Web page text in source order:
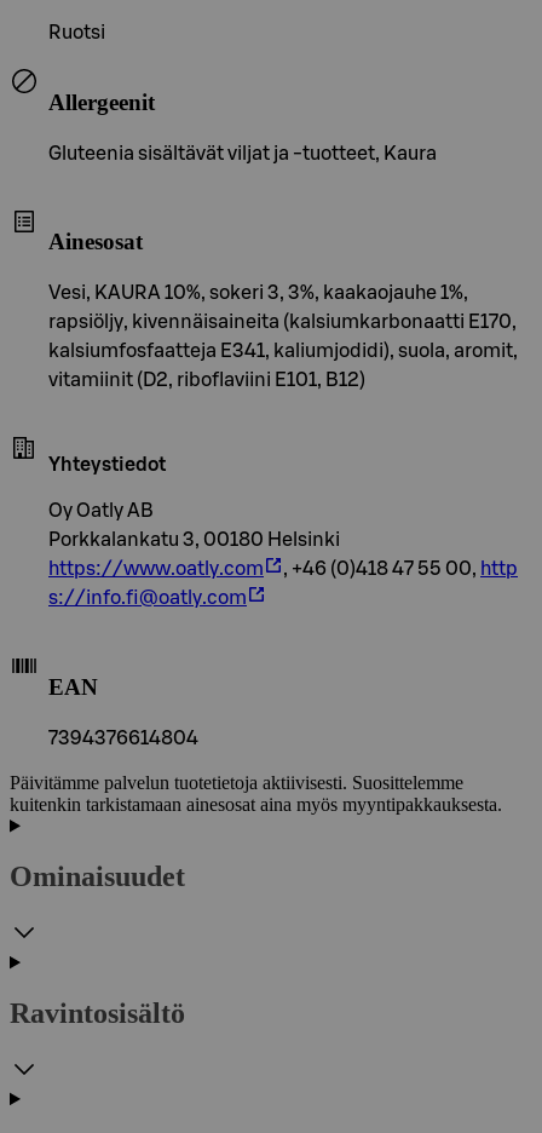
Ruotsi
Allergeenit
Gluteenia sisältävät viljat ja -tuotteet, Kaura
Ainesosat
Vesi, KAURA 10%, sokeri 3, 3%, kaakaojauhe 1%,
rapsiöljy, kivennäisaineita (kalsiumkarbonaatti E170,
kalsiumfosfaatteja E341, kaliumjodidi), suola, aromit,
vitamiinit (D2, riboflaviini E101, B12)
Yhteystiedot
Oy Oatly AB
Porkkalankatu 3, 00180 Helsinki
https://www.oatly.com
, +46 (0)418 47 55 00, http
s://info.fi@oatly.com
EAN
7394376614804
Päivitämme palvelun tuotetietoja aktiivisesti. Suosittelemme
kuitenkin tarkistamaan ainesosat aina myös myyntipakkauksesta.
Ominaisuudet
Ravintosisältö